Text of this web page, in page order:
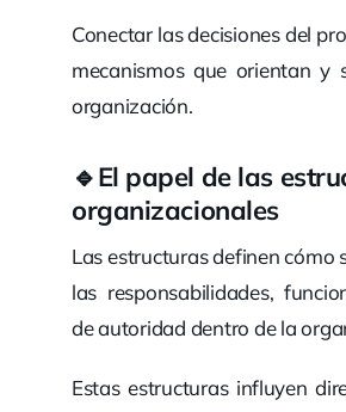
Conectar las decisiones del
mecanismos que orientan y
organización.
🔹El papel de las
organizacionales
Las estructuras definen cómo
las responsabilidades,
de autoridad dentro de la
Estas estructuras influyen